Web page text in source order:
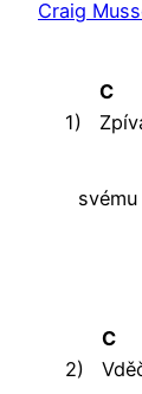
Craig
1)
C
svému
2)
C